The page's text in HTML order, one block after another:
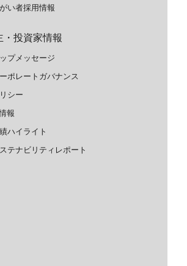
い者採用情報
・投資家情報
プメッセージ
ポレートガバナンス
シー
報
ハイライト
テナビリティレポート